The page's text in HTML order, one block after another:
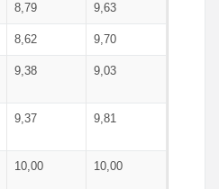
8,79 9,63
8,62 9,70
9,38 9,03
9,37 9,81
10,00 10,00